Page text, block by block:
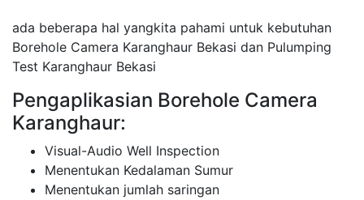
ada beberapa hal yangkita pahami untuk kebutuhan
Borehole Camera Karanghaur Bekasi dan Pulumping
Test Karanghaur Bekasi
Pengaplikasian Borehole Camera
Karanghaur:
Visual-Audio Well Inspection
Menentukan Kedalaman Sumur
Menentukan jumlah saringan